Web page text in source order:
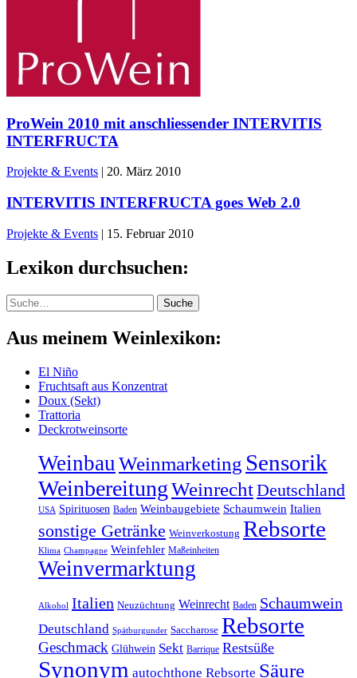
ProWein 2010 mit anschliessender INTERVITIS
INTERFRUCTA
Projekte & Events | 20. März 2010
INTERVITIS INTERFRUCTA goes Web 2.0
Projekte & Events | 15. Februar 2010
Lexikon durchsuchen:
Suche Suche
Aus meinem Weinlexikon:
El Niño
Fruchtsaft aus Konzentrat
Doux (Sekt)
Trattoria
Deckrotweinsorte
Weinbau Weinmarketing Sensorik
WeinbereitungWeinrechtDeutschland
USA Spirituosen Baden Weinbaugebiete Schaumwein Italien
sonstige Getränke Weinverkostung Rebsorte
Klima Champagne Weinfehler Maßeinheiten
Weinvermarktung
Alkohol Italien Neuzüchtung Weinrecht Baden Schaumwein
Deutschland Spätburgunder Saccharose Rebsorte
Geschmack Glühwein Sekt Barrique Restsüße
Synonym autochthone Rebsorte Säure